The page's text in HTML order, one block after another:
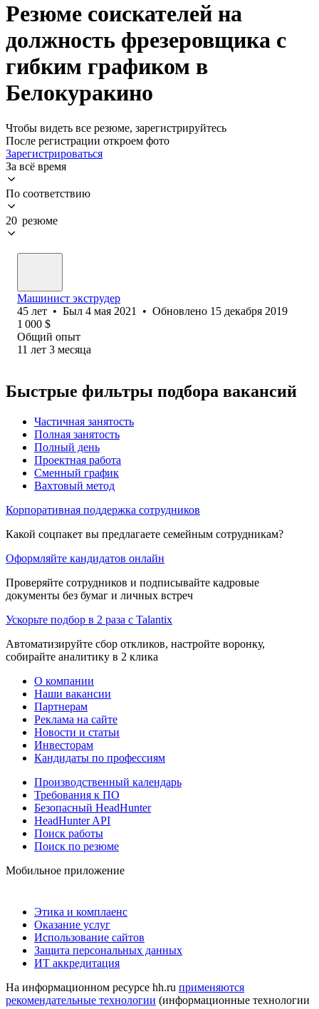
Резюме соискателей на
должность фрезеровщика с
гибким графиком в
Белокуракино
Чтобы видеть все резюме, зарегистрируйтесь
После регистрации откроем фото
Зарегистрироваться
За всё время
По соответствию
20 резюме
Машинист экструдер
45 лет • Был 4 мая 2021 • Обновлено 15 декабря 2019
1 000 $
Общий опыт
11 лет 3 месяца
Быстрые фильтры подбора вакансий
Частичная занятость
Полная занятость
Полный день
Проектная работа
Сменный график
Вахтовый метод
Корпоративная поддержка сотрудников
Какой соцпакет вы предлагаете семейным сотрудникам?
Оформляйте кандидатов онлайн
Проверяйте сотрудников и подписывайте кадровые
документы без бумаг и личных встреч
Ускорьте подбор в 2 раза с Talantix
Автоматизируйте сбор откликов, настройте воронку,
собирайте аналитику в 2 клика
О компании
Наши вакансии
Партнерам
Реклама на сайте
Новости и статьи
Инвесторам
Кандидаты по профессиям
Производственный календарь
Требования к ПО
Безопасный HeadHunter
HeadHunter API
Поиск работы
Поиск по резюме
Мобильное приложение
Этика и комплаенс
Оказание услуг
Использование сайтов
Защита персональных данных
ИТ аккредитация
На информационном ресурсе hh.ru применяются
рекомендательные технологии (информационные технологии